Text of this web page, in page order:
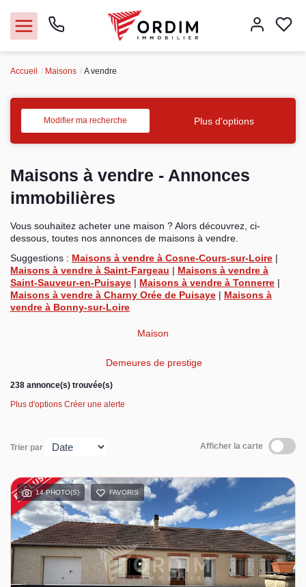
Acheter
Vendre
Immobilier pro
Faire gérer
Syndic
Accueil Maisons A vendre
Modifier ma recherche Plus d'options
Maisons à vendre - Annonces
immobilières
Vous souhaitez acheter une maison ? Alors découvrez, ci-
dessous, toutes nos annonces de maisons à vendre.
Suggestions : Maisons à vendre à Cosne-Cours-sur-Loire |
Maisons à vendre à Saint-Fargeau | Maisons à vendre à
Saint-Sauveur-en-Puisaye | Maisons à vendre à Tonnerre |
Maisons à vendre à Charny Orée de Puisaye | Maisons à
vendre à Bonny-sur-Loire
Maison
Demeures de prestige
238 annonce(s) trouvée(s)
Plus d'options Créer une alerte
Trier par Afficher la carte
14 PHOTO(S) FAVORIS